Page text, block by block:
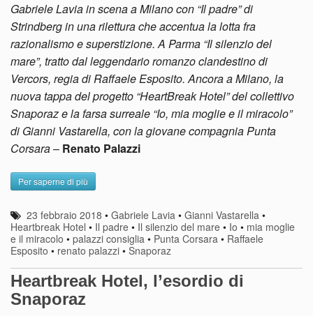
Gabriele Lavia in scena a Milano con “Il padre” di
Strindberg in una rilettura che accentua la lotta fra
razionalismo e superstizione. A Parma “Il silenzio del
mare”, tratto dal leggendario romanzo clandestino di
Vercors, regia di Raffaele Esposito. Ancora a Milano, la
nuova tappa del progetto “HeartBreak Hotel” del collettivo
Snaporaz e la farsa surreale “Io, mia moglie e il miracolo”
di Gianni Vastarella, con la giovane compagnia Punta
Corsara– Renato Palazzi
Per saperne di più
23 febbraio 2018 •Gabriele Lavia •Gianni Vastarella •
Heartbreak Hotel • Il padre • Il silenzio del mare • Io • mia moglie
e il miracolo • palazzi consiglia • Punta Corsara • Raffaele
Esposito • renato palazzi • Snaporaz
Heartbreak Hotel, l’esordio di
Snaporaz